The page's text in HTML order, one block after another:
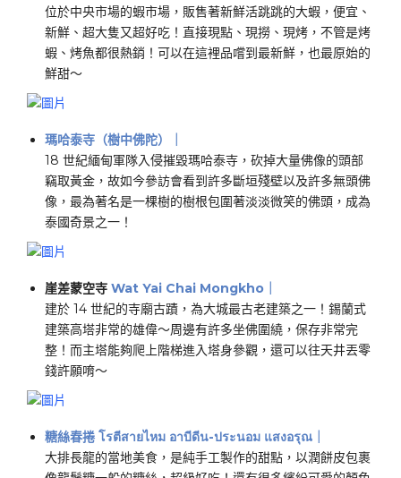
位於中央市場的蝦市場，販售著新鮮活跳跳的大蝦，便宜、
新鮮、超大隻又超好吃！直接現點、現撈、現烤，不管是烤
蝦、烤魚都很熱銷！可以在這裡品嚐到最新鮮，也最原始的
鮮甜～
瑪哈泰寺（樹中佛陀）
18 世紀緬甸軍隊入侵摧毀瑪哈泰寺，砍掉大量佛像的頭部
竊取黃金，故如今參訪會看到許多斷垣殘壁以及許多無頭佛
像，最為著名是一棵樹的樹根包圍著淡淡微笑的佛頭，成為
泰國奇景之一！
崖差蒙空寺 Wat Yai Chai Mongkho
建於 14 世紀的寺廟古蹟，為大城最古老建築之一！錫蘭式
建築高塔非常的雄偉～周邊有許多坐佛圍繞，保存非常完
整！而主塔能夠爬上階梯進入塔身參觀，還可以往天井丟零
錢許願唷～
糖絲春捲 โรตีสายไหม อาบีดีน-ประนอม แสงอรุณ｜
​大排長龍的當地美食，是純手工製作的甜點，以潤餅皮包裹